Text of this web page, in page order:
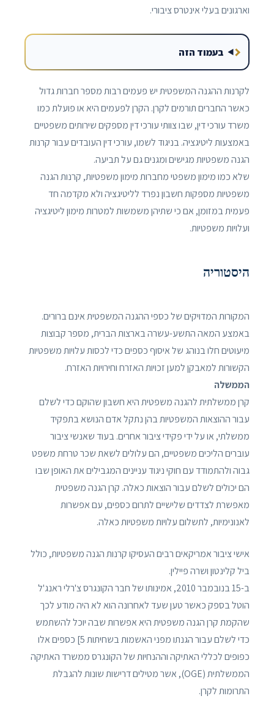
וארגונים בעלי אינטרס ציבורי.
בעמוד הזה
לקרנות ההגנה המשפטית יש פעמים רבות מספר חברות גדול
כאשר החברים תורמים לקרן. הקרן לפעמים היא או פועלת כמו
משרד עורכי דין, שבו צוותי עורכי דין מספקים שירותים משפטיים
באמצעות ליטיגציה. בניגוד לשמו, עורכי דין העובדים עבור קרנות
הגנה משפטיות מגישים ומגנים גם על תביעה.
שלא כמו מימון משפטי מחברות מימון משפטיות, קרנות הגנה
משפטיות מספקות חשבון נפרד לליטיגציה ולא מקדמה חד
פעמית במזומן, אם כי שתיהן משמשות למטרות מימון ליטיגציה
ועלויות משפטיות.
היסטוריה
המקורות המדויקים של כספי ההגנה המשפטית אינם ברורים.
באמצע המאה התשע-עשרה בארצות הברית, מספר קבוצות
מיעוטים חלו בנוהג של איסוף כספים כדי לכסות עלויות משפטיות
הקשורות למאבקן למען זכויות האזרח וחירויות האזרח.
הממשלה
קרן ממשלתית להגנה משפטית היא חשבון שהוקם כדי לשלם
עבור ההוצאות המשפטיות בהן נתקל אדם הנושא בתפקיד
ממשלתי, או על ידי פקידי ציבור אחרים. בעוד שאנשי ציבור
עוברים הליכים משפטיים, הם עלולים לשאת שכר טרחת משפט
גבוה ולהתמודד עם חוקי ניגוד עניינים המגבילים את האופן שבו
הם יכולים לשלם עבור הוצאות כאלה. קרן הגנה משפטית
מאפשרת לצדדים שלישיים לתרום כספים, עם אפשרות
לאנונימיות, לתשלום עלויות משפטיות כאלה.
אישי ציבור אמריקאים רבים העסיקו קרנות הגנה משפטיות, כולל
ביל קלינטון ושרה פיילין.
ב-15 בנובמבר 2010, אמינותו של חבר הקונגרס צ'רלי ראנג'ל
הוטל בספק כאשר טען שעד לאחרונה הוא לא היה מודע לכך
שהקמת קרן הגנה משפטית היא אפשרות שבה יוכל להשתמש
כדי לשלם עבור הגנתו מפני האשמות בשחיתות 5] כספים אלו
כפופים לכללי האתיקה וההנחיות של הקונגרס ממשרד האתיקה
הממשלתית (OGE), אשר מטילים דרישות שונות להגבלת
התרומות לקרן.